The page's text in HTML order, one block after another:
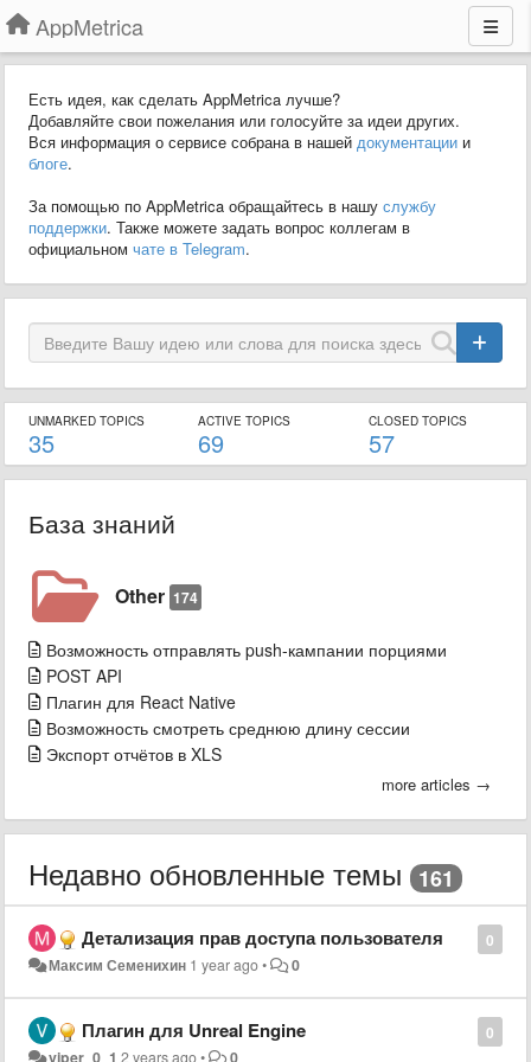
AppMetrica
Есть идея, как сделать AppMetrica лучше?
Добавляйте свои пожелания или голосуйте за идеи других.
Вся информация о сервисе собрана в нашей документации и
блоге.
За помощью по AppMetrica обращайтесь в нашу службу
поддержки. Также можете задать вопрос коллегам в
официальном чате в Telegram.
UNMARKED TOPICS
35
ACTIVE TOPICS
69
CLOSED TOPICS
57
База знаний
Other 174
Возможность отправлять push-кампании порциями
POST API
Плагин для React Native
Возможность смотреть среднюю длину сессии
Экспорт отчётов в XLS
more articles →
Недавно обновленные темы 161
0
Детализация прав доступа пользователя
Максим Семенихин 1 year ago• 0
0
Плагин для Unreal Engine
viper_0_1 2 years ago• 0